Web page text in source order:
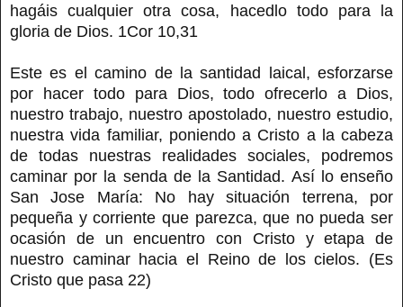
hagáis cualquier otra cosa, hacedlo todo para la
gloria de Dios. 1Cor 10,31
Este es el camino de la santidad laical, esforzarse
por hacer todo para Dios, todo ofrecerlo a Dios,
nuestro trabajo, nuestro apostolado, nuestro estudio,
nuestra vida familiar, poniendo a Cristo a la cabeza
de todas nuestras realidades sociales, podremos
caminar por la senda de la Santidad. Así lo enseño
San Jose María: No hay situación terrena, por
pequeña y corriente que parezca, que no pueda ser
ocasión de un encuentro con Cristo y etapa de
nuestro caminar hacia el Reino de los cielos. (Es
Cristo que pasa 22)